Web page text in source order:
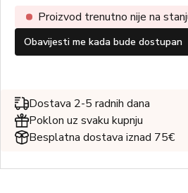
Proizvod trenutno nije na
Obavijesti me kada bude dostupan
Dostava 2-5 radnih dana
Poklon uz svaku kupnju
Besplatna dostava iznad 75€